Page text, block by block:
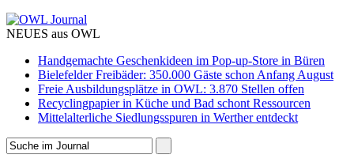
NEUES aus OWL
Handgemachte Geschenkideen im Pop-up-Store in Büren
Bielefelder Freibäder: 350.000 Gäste schon Anfang August
Freie Ausbildungsplätze in OWL: 3.870 Stellen offen
Recyclingpapier in Küche und Bad schont Ressourcen
Mittelalterliche Siedlungsspuren in Werther entdeckt